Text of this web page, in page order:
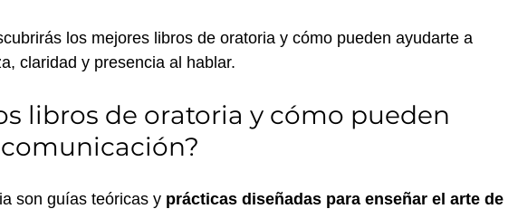
los mejores libros de oratoria y cómo pueden ayudarte a
claridad y presencia al hablar.
libros de oratoria y cómo pueden
son guías teóricas y prácticas diseñadas para enseñar el arte de